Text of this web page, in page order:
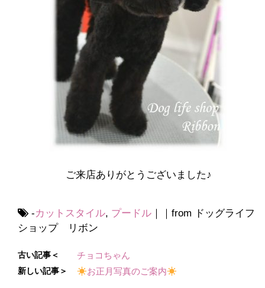
ご来店ありがとうございました♪
-カットスタイル, プードル ｜｜from ドッグライフ
ショップ リボン
古い記事＜ チョコちゃん
新しい記事＞ お正月写真のご案内